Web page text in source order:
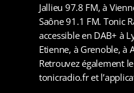
Jallieu 97.8 FM, à
Saône 91.1 FM. Tonic
accessible en DAB+ à
Etienne, à Grenoble, à
Retrouvez également
tonicradio.fr et